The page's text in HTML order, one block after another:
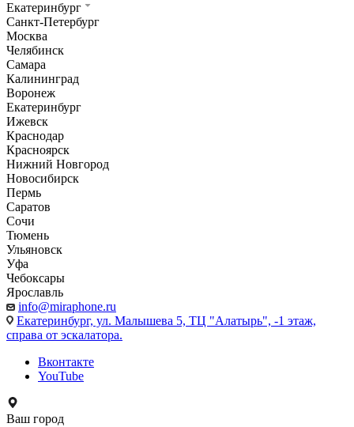
Екатеринбург
Санкт-Петербург
Москва
Челябинск
Самара
Калининград
Воронеж
Екатеринбург
Ижевск
Краснодар
Красноярск
Нижний Новгород
Новосибирск
Пермь
Саратов
Сочи
Тюмень
Ульяновск
Уфа
Чебоксары
Ярославль
info@miraphone.ru
Екатеринбург, ул. Малышева 5, ТЦ "Алатырь", -1 этаж,
справа от эскалатора.
Вконтакте
YouTube
Ваш город